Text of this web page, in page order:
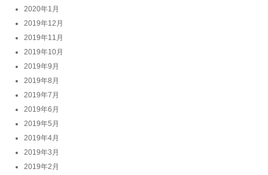
2020年1月
2019年12月
2019年11月
2019年10月
2019年9月
2019年8月
2019年7月
2019年6月
2019年5月
2019年4月
2019年3月
2019年2月